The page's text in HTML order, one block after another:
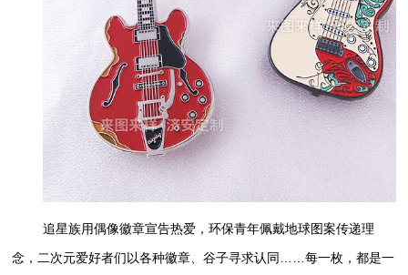
追星族用偶像徽章宣告热爱，环保青年佩戴地球图案传递理
念，二次元爱好者们以各种徽章、谷子寻求认同……每一枚，都是一